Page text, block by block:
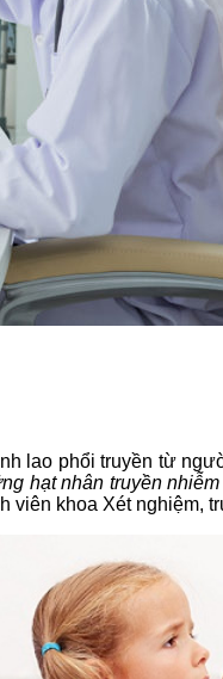
lao phổi truyền từ
hạt nhân truyền
viên khoa Xét nghiệm,